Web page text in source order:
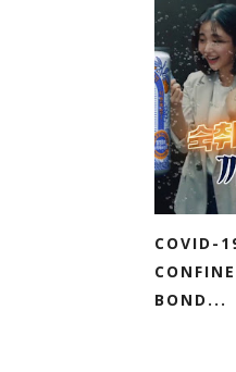
COVID-
BOND...